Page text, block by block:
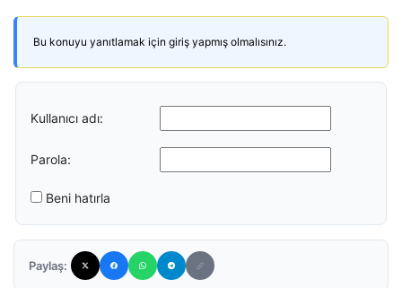
Bu konuyu yanıtlamak için giriş yapmış olmalısınız.
Kullanıcı adı:
Parola:
Beni hatırla
Paylaş: